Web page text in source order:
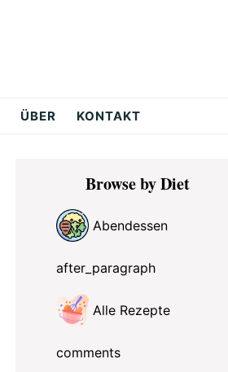
ÜBER KONTAKT
Primary
SidebarBrowse by Diet
Abendessen
after_paragraph
Alle Rezepte
comments